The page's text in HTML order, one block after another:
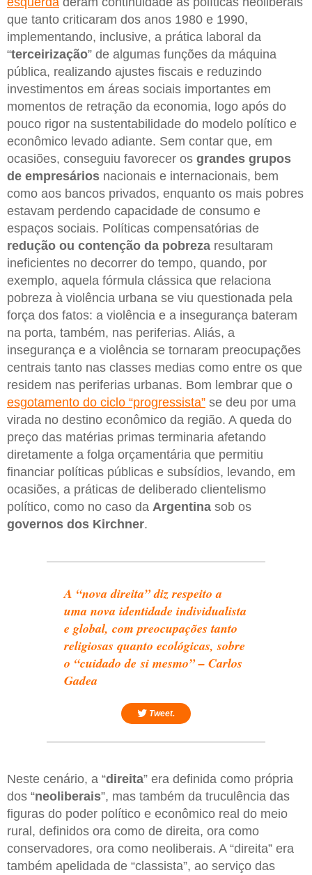
que tanto criticaram dos anos 1980 e 1990,
implementando, inclusive, a prática laboral da
“terceirização” de algumas funções da máquina
pública, realizando ajustes fiscais e reduzindo
investimentos em áreas sociais importantes em
momentos de retração da economia, logo após do
pouco rigor na sustentabilidade do modelo político e
econômico levado adiante. Sem contar que, em
ocasiões, conseguiu favorecer os grandes grupos
de empresários nacionais e internacionais, bem
como aos bancos privados, enquanto os mais pobres
estavam perdendo capacidade de consumo e
espaços sociais. Políticas compensatórias de
redução ou contenção da pobreza resultaram
ineficientes no decorrer do tempo, quando, por
exemplo, aquela fórmula clássica que relaciona
pobreza à violência urbana se viu questionada pela
força dos fatos: a violência e a insegurança bateram
na porta, também, nas periferias. Aliás, a
insegurança e a violência se tornaram preocupações
centrais tanto nas classes medias como entre os que
residem nas periferias urbanas. Bom lembrar que o
esgotamento do ciclo “progressista” se deu por uma
virada no destino econômico da região. A queda do
preço das matérias primas terminaria afetando
diretamente a folga orçamentária que permitiu
financiar políticas públicas e subsídios, levando, em
ocasiões, a práticas de deliberado clientelismo
político, como no caso da Argentina sob os
governos dos Kirchner.
A “nova direita” diz respeito a
uma nova identidade individualista
e global, com preocupações tanto
religiosas quanto ecológicas, sobre
o “cuidado de si mesmo” – Carlos
Gadea
Tweet.
Neste cenário, a “direita” era definida como própria
dos “neoliberais”, mas também da truculência das
figuras do poder político e econômico real do meio
rural, definidos ora como de direita, ora como
conservadores, ora como neoliberais. A “direita” era
também apelidada de “classista”, ao serviço das